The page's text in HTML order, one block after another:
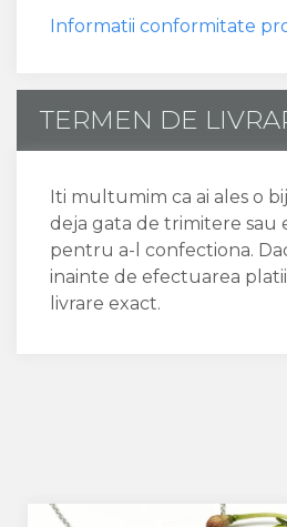
Informatii conformitate
TERMEN DE
Iti multumim ca ai ales o
deja gata de trimitere sau
pentru a-l confectiona.
inainte de efectuarea
livrare exact.